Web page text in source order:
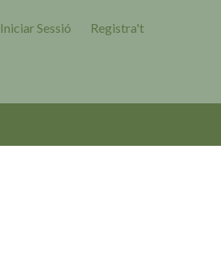
Iniciar Sessió Registra't